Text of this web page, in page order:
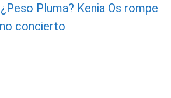
¿Peso Pluma? Kenia Os rompe
concierto